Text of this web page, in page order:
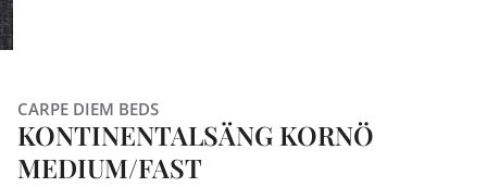
CARPE DIEM BEDS
KONTINENTALSÄNG KORNÖ
MEDIUM/FAST